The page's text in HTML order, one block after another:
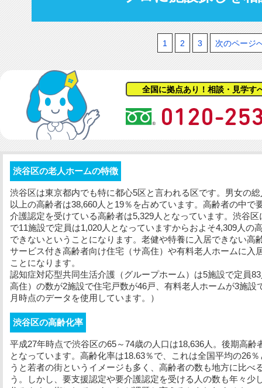
1 2 3 次のページ
全国に拠点あり！相談・見学す
渋谷区の老人ホームの特徴
渋谷区は東京都内でも特に都心5区と言われる区です。男女の
以上の高齢者は38,660人と19％を占めています。高齢者の中で
介護認定を受けている高齢者は5,329人となっています。渋谷
で11施設で定員は1,020人となっていますからおよそ4,309人の
できないということになります。老健や特養に入居できない高
サービス付き高齢者向け住宅（サ高住）や有料老人ホームに入
ことになります。
認知症対応型共同生活介護（グループホーム）は5施設で定員
高住）の数が2施設で住宅戸数が46戸、有料老人ホームが3施設
月時点のデータを使用しています。）
渋谷区の高齢化率
平成27年時点で渋谷区の65～74歳の人口は18,636人。後期高
となっています。高齢化率は18.63％で、これは全国平均の26
うと若者の街というイメージも多く、高齢者の数も地方に比べ
う。しかし、要支援認定や要介護認定を受ける人の数も年々少